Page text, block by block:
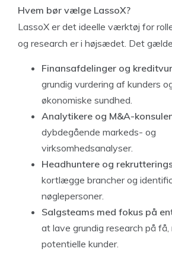
Hvem bør vælge LassoX?
LassoX er det ideelle værktøj for
og research er i højsædet. Det
Finansafdelinger og
grundig vurdering af kunders
økonomiske sundhed.
Analytikere og M&A-
dybdegående markeds- og
virksomhedsanalyser.
Headhuntere og
kortlægge brancher og
nøglepersoner.
Salgsteams med fokus på
at lave grundig research på få,
potentielle kunder.